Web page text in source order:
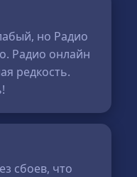
но Радио
Радио онлайн
редкость.
сбоев, что